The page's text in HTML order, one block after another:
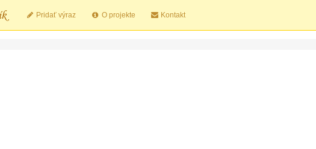
Pridať výraz O projekte Kontakt